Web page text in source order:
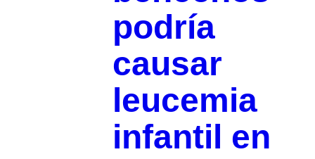
podría
causar
leucemia
infantil en